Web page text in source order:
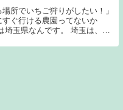
所でいちご狩りがしたい！」
すぐ行ける農園ってないか
埼玉県なんです。 埼玉は、全